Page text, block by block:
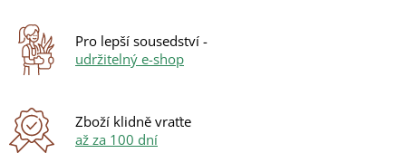
v
Pro lepší sousedství -
udržitelný e-shop
Zboží klidně vraťte
až za 100 dní